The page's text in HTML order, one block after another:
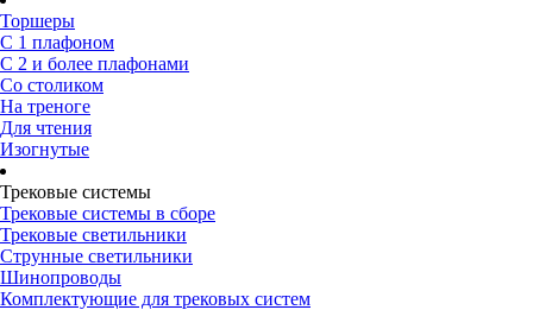
Торшеры
С 1 плафоном
С 2 и более плафонами
Со столиком
На треноге
Для чтения
Изогнутые
Трековые системы
Трековые системы в сборе
Трековые светильники
Струнные светильники
Шинопроводы
Комплектующие для трековых систем